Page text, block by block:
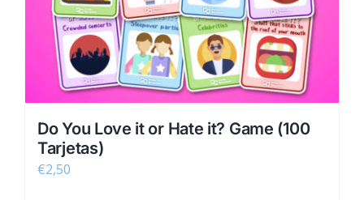
Do You Love it or Hate it? Game (100
Tarjetas)
€2,50